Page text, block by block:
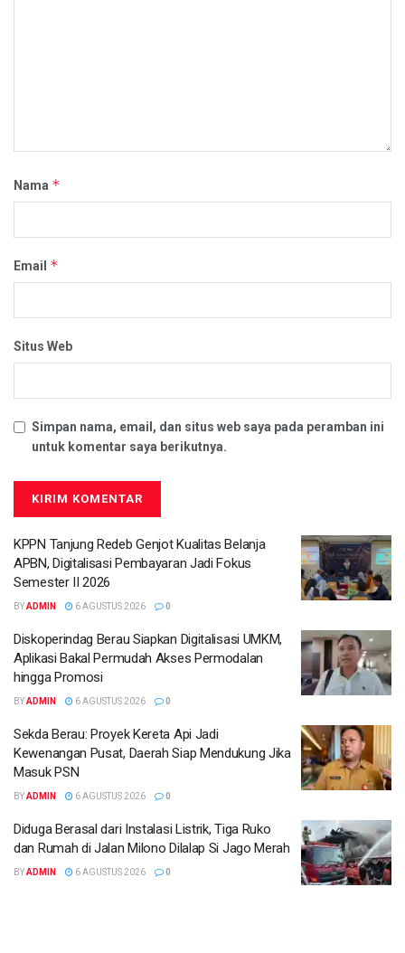
Nama *
Email *
Situs Web
Simpan nama, email, dan situs web saya pada peramban ini
untuk komentar saya berikutnya.
KPPN Tanjung Redeb Genjot Kualitas Belanja
APBN, Digitalisasi Pembayaran Jadi Fokus
Semester II 2026
BYADMIN 6 AGUSTUS 2026 0
Diskoperindag Berau Siapkan Digitalisasi UMKM,
Aplikasi Bakal Permudah Akses Permodalan
hingga Promosi
BYADMIN 6 AGUSTUS 2026 0
Sekda Berau: Proyek Kereta Api Jadi
Kewenangan Pusat, Daerah Siap Mendukung Jika
Masuk PSN
BYADMIN 6 AGUSTUS 2026 0
Diduga Berasal dari Instalasi Listrik, Tiga Ruko
dan Rumah di Jalan Milono Dilalap Si Jago Merah
BYADMIN 6 AGUSTUS 2026 0